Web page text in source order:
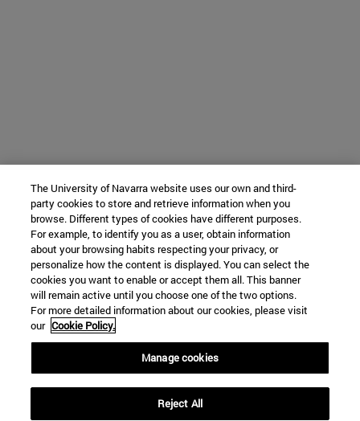
The University of Navarra website uses our own and third-
party cookies to store and retrieve information when you
browse. Different types of cookies have different purposes.
For example, to identify you as a user, obtain information
about your browsing habits respecting your privacy, or
personalize how the content is displayed. You can select the
cookies you want to enable or accept them all. This banner
will remain active until you choose one of the two options.
For more detailed information about our cookies, please visit
our Cookie Policy.
Manage cookies
Reject All